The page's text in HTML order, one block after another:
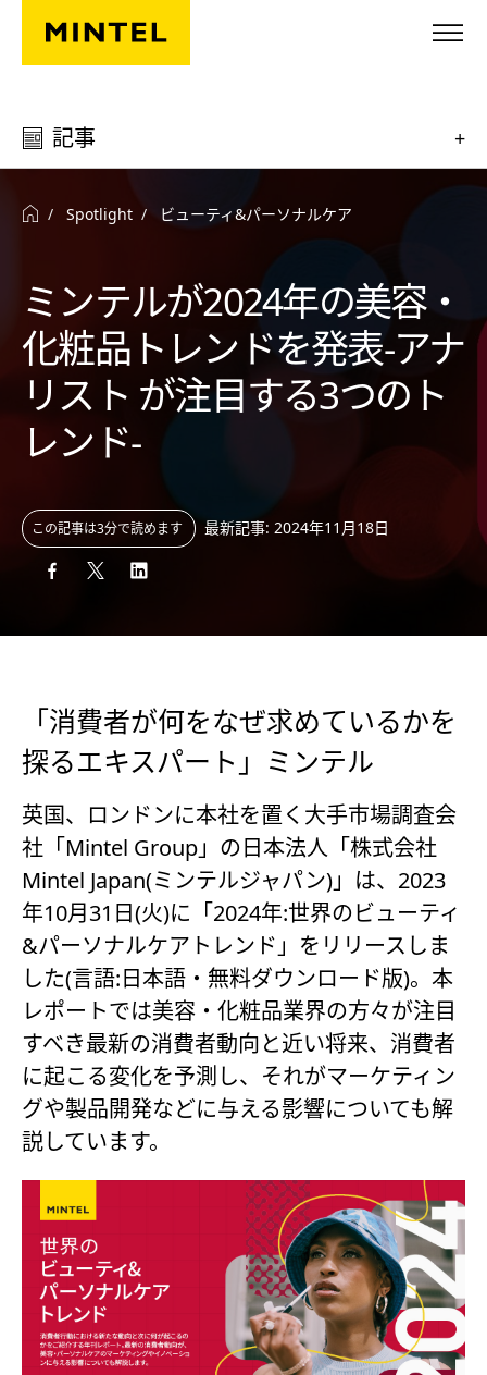
Skip to main content
記事 +
Spotlight ビューティ&パーソナルケア
ミンテルが2024年の美容・
化粧品トレンドを発表-アナ
リスト が注目する3つのト
レンド-
この記事は3分で読めます 最新記事: 2024年11月18日
「消費者が何をなぜ求めているかを
探るエキスパート」ミンテル
英国、ロンドンに本社を置く大手市場調査会
社「Mintel Group」の日本法人「株式会社
Mintel Japan(ミンテルジャパン)」は、2023
年10月31日(火)に「2024年:世界のビューティ
&パーソナルケアトレンド」をリリースしま
した(言語:日本語・無料ダウンロード版)。本
レポートでは美容・化粧品業界の方々が注目
すべき最新の消費者動向と近い将来、消費者
に起こる変化を予測し、それがマーケティン
グや製品開発などに与える影響についても解
説しています。